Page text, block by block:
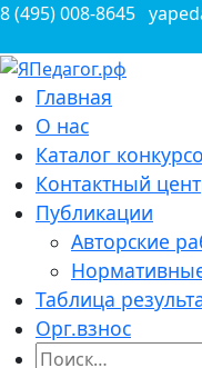
Перейти
содержимому
8 (495) 008-8645
Всероссийские
Главная
О нас
Каталог
Контактный
Публикации
Авторские
Таблица
Орг.взнос
Найти: